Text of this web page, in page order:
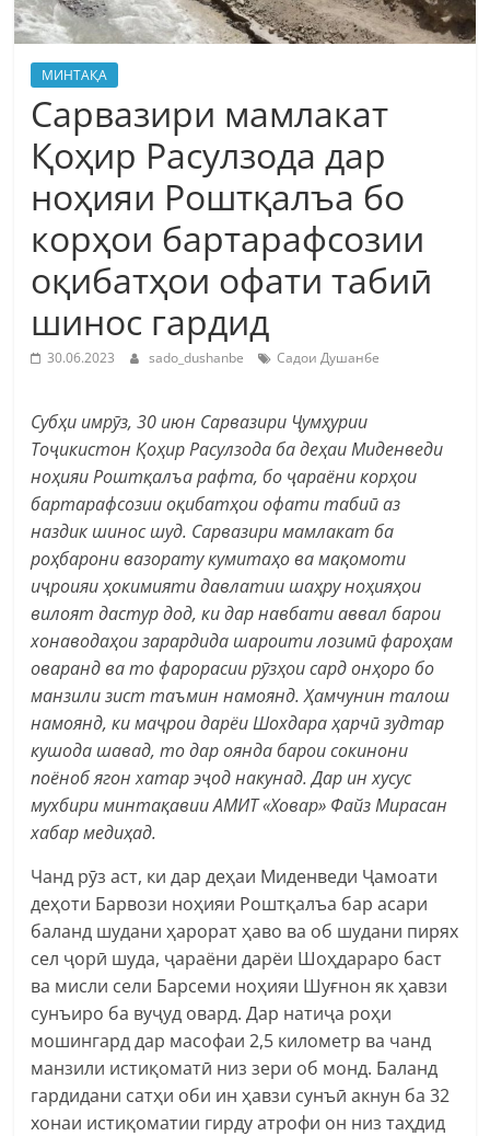
МИНТАҚА
Сарвазири мамлакат
Қоҳир Расулзода дар
ноҳияи Роштқалъа бо
корҳои бартарафсозии
оқибатҳои офати табиӣ
шинос гардид
30.06.2023 sado_dushanbe Садои Душанбе
Субҳи имрӯз, 30 июн Сарвазири Ҷумҳурии
Тоҷикистон Қоҳир Расулзода ба деҳаи Миденведи
ноҳияи Роштқалъа рафта, бо ҷараёни корҳои
бартарафсозии оқибатҳои офати табиӣ аз
наздик шинос шуд. Сарвазири мамлакат ба
роҳбарони вазорату кумитаҳо ва мақомоти
иҷроияи ҳокимияти давлатии шаҳру ноҳияҳои
вилоят дастур дод, ки дар навбати аввал барои
хонаводаҳои зарардида шароити лозимӣ фароҳам
оваранд ва то фарорасии рӯзҳои сард онҳоро бо
манзили зист таъмин намоянд. Ҳамчунин талош
намоянд, ки маҷрои дарёи Шохдара ҳарчӣ зудтар
кушода шавад, то дар оянда барои сокинони
поёноб ягон хатар эҷод накунад. Дар ин хусус
мухбири минтақавии АМИТ «Ховар» Файз Мирасан
хабар медиҳад.
Чанд рӯз аст, ки дар деҳаи Миденведи Ҷамоати
деҳоти Барвози ноҳияи Роштқалъа бар асари
баланд шудани ҳарорат ҳаво ва об шудани пирях
сел ҷорӣ шуда, ҷараёни дарёи Шоҳдараро баст
ва мисли сели Барсеми ноҳияи Шуғнон як ҳавзи
сунъиро ба вуҷуд овард. Дар натиҷа роҳи
мошингард дар масофаи 2,5 километр ва чанд
манзили истиқоматӣ низ зери об монд. Баланд
гардидани сатҳи оби ин ҳавзи сунъӣ акнун ба 32
хонаи истиқоматии гирду атрофи он низ таҳдид